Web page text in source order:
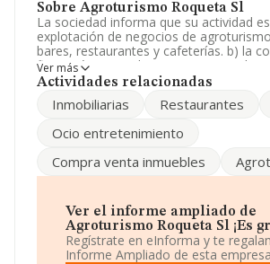
Sobre Agroturismo Roqueta Sl
La sociedad informa que su actividad
explotación de negocios de
bares, restaurantes y cafeterías. b) la
fincas rústicas, urbanas y en general,
bienes inmuebles. c) la realización de
actividad de referencia CNAE
estancia', cuyo Código es 5520. La
Teniendo en cuenta la información a
inferior a la media de sector.
La dirección de correo es
página web eswww.agroroqueta.com.
Ver más
Actividades relacionadas
Inmobiliarias Restaurantes
Ocio entretenimiento
Compra venta inmuebles
Ver el informe ampliado de
Agroturismo Roqueta Sl ¡Es
Regístrate en eInforma y te
Informe Ampliado de esta